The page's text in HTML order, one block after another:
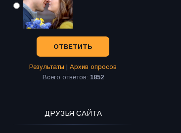
Результаты |Архив опросов
Всего ответов: 1852
ДРУЗЬЯ САЙТА